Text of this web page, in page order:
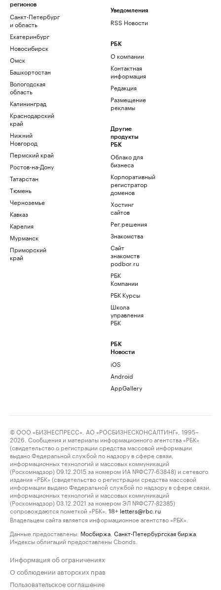
регионов
Санкт-Петербург
и область
Екатеринбург
Новосибирск
Омск
Башкортостан
Вологодская
область
Калининград
Краснодарский
край
Нижний
Новгород
Пермский край
Ростов-на-Дону
Татарстан
Тюмень
Черноземье
Кавказ
Карелия
Мурманск
Приморский
край
Уведомления
RSS Новости
РБК
О компании
Контактная
информация
Редакция
Размещение
рекламы
Другие
продукты
РБК
Облако для
бизнеса
Корпоративный
регистратор
доменов
Хостинг
сайтов
Рег.решения
Знакомства
Сайт
знакомств
podbor.ru
РБК
Компании
РБК Курсы
Школа
управления
РБК
РБК
Новости
iOS
Android
AppGallery
© ООО «БИЗНЕСПРЕСС», АО «РОСБИЗНЕСКОНСАЛТИНГ», 1995–
2026. Сообщения и материалы информационного агентства «РБК»
(свидетельство о регистрации средства массовой информации
выдано Федеральной службой по надзору в сфере связи,
информационных технологий и массовых коммуникаций
(Роскомнадзор) 09.12.2015 за номером ИА №ФС77-63848) и сетевого
издания «РБК» (свидетельство о регистрации средства массовой
информации выдано Федеральной службой по надзору в сфере связи,
информационных технологий и массовых коммуникаций
(Роскомнадзор) 03.12.2021 за номером ЭЛ №ФС77-82385)
сопровождаются пометкой «РБК».
18+ letters@rbc.ru
Владельцем сайта является информационное агентство «РБК».
Данные предоставлены: Мосбиржа Санкт-Петербургская биржа
Индексы облигаций предоставлены Cbonds.
Информация об ограничениях
О соблюдении авторских прав
Пользовательское соглашение